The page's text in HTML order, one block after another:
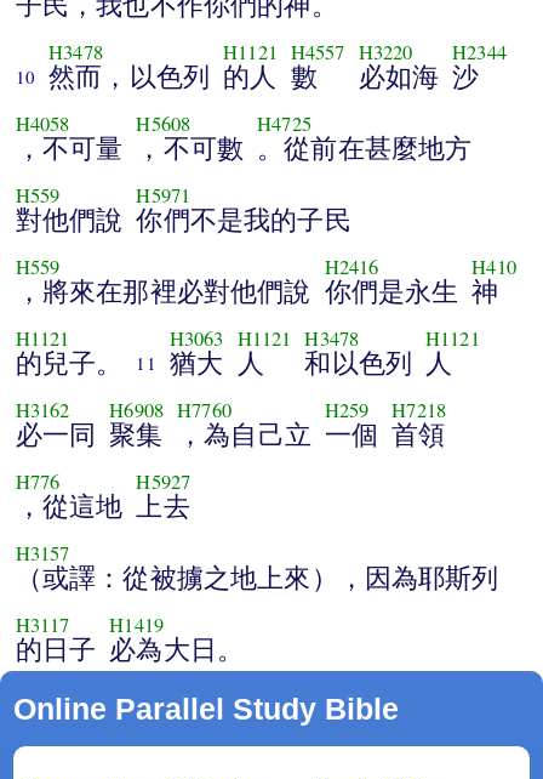
10
H3478
然而，以色列
H1121
的人
H4557
數
H3220
必如海
H2344
沙
H4058
，不可量
H5608
，不可數
H4725
。從前在甚麼地方
H559
對他們說
H5971
你們不是我的子民
H559
，將來在那裡必對他們說
H2416
你們是永生
H410
神
H1121
的兒子。 11
H3063
猶大
H1121
人
H3478
和以色列
H1121
人
H3162
必一同
H6908
聚集
H7760
，為自己立
H259
一個
H7218
首領
H776
，從這地
H5927
上去
H3157
（或譯：從被擄之地上來），因為耶斯列
H3117
的日子
H1419
必為大日。
Online Parallel Study Bible